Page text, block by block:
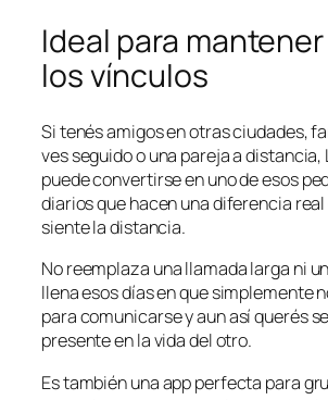
Ideal para
los vínculos
Si tenés amigos en otras ciudades,
ves seguido o una pareja a
puede convertirse en uno de esos
diarios que hacen una diferencia
siente la distancia.
No reemplaza una llamada larga ni
llena esos días en que simplemente
para comunicarse y aun así querés
presente en la vida del otro.
Es también una app perfecta para